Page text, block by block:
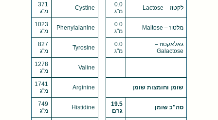
לקטוז – Lactose
0.0
מ"ג
Cystine
371
מ"ג
מלטוז – Maltose
0.0
מ"ג
Phenylalanine
1023
מ"ג
גאלאקטוז –
Galactose
0.0
מ"ג
Tyrosine
827
מ"ג
Valine
1278
מ"ג
שומן וחומצות שומן Arginine
1741
מ"ג
סה"כ שומן
19.5
גרם
Histidine
749
מ"ג